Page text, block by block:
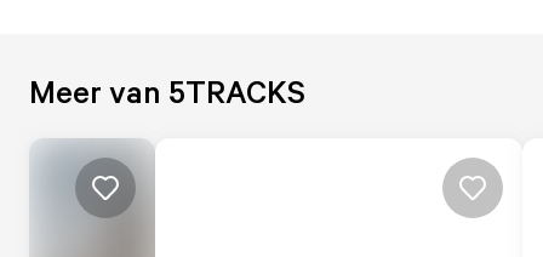
Meer van 5TRACKS